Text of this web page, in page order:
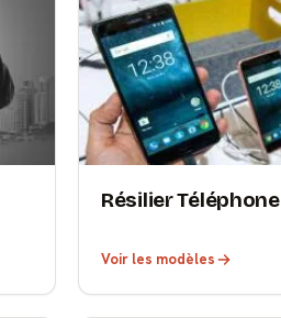
Résilier Téléphone
Voir les modèles